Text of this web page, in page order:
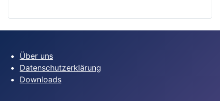
Über uns
Datenschutzerklärung
Downloads